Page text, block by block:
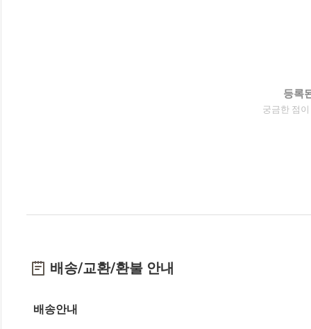
등록
궁금한 점
배송/교환/환불 안내
배송안내